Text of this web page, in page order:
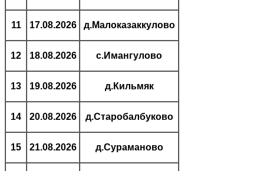
11 17.08.2026 д.Малоказаккулово
12 18.08.2026 с.Имангулово
13 19.08.2026 д.Кильмяк
14 20.08.2026 д.Старобалбуково
15 21.08.2026 д.Сураманово